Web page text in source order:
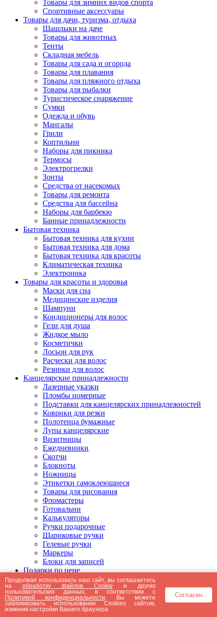
Товары для зимних видов спорта
Спортивные аксессуары
Товары для дачи, туризма, отдыха
Шашлыки на даче
Товары для животных
Тенты
Складная мебель
Товары для сада и огорода
Товары для плавания
Товары для пляжного отдыха
Товары для рыбалки
Туристическое снаряжение
Сумки
Одежда и обувь
Мангалы
Грили
Коптильни
Наборы для пикника
Термосы
Электрогрелки
Зонты
Средства от насекомых
Товары для ремонта
Средства для бассейна
Наборы для барбекю
Банные принадлежности
Бытовая техника
Бытовая техника для кухни
Бытовая техника для дома
Бытовая техника для красоты
Климатическая техника
Электроника
Товары для красоты и здоровья
Маски для сна
Медицинские изделия
Шампуни
Кондиционеры для волос
Гели для душа
Жидкое мыло
Косметички
Лосьон для рук
Расчески для волос
Резинки для волос
Канцелярские принадлежности
Лазерные указки
Пломбы номерные
Подставки для канцелярских принадлежностей
Коврики для резки
Полотенца бумажные
Лупы канцелярские
Визитницы
Ежедневники
Скотчи
Блокноты
Ножницы
Этикетки самоклеющиеся
Товары для рисования
Фломастеры
Готовальни
Калькуляторы
Ручки подарочные
Шариковые ручки
Гелевые ручки
Маркеры
Блоки для записей
Подарки по цене
Подарки от 5000 рублей
Подарки до 5000 рублей
Подарки до 3000 рублей
Подарки до 2000 рублей
Подарки до 1000 рублей
Продолжая использовать наш сайт, вы соглашаетесь
наобработку файлов Cookie и других
пользовательских данных, в соответствии с
Политикой конфиденциальности . Вы можете
заблокировать использование Cookies сайтом,
изменив настройки Вашего браузера.
Согласен